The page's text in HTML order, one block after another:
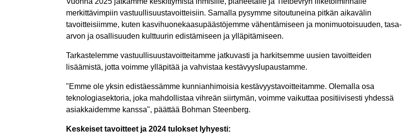
merkittävimpiin vastuullisuustavoitteisiin. Samalla pysymme sitoutuneina pitkän aikavälin
tavoitteisiimme, kuten kasvihuonekaasupäästöjemme vähentämiseen ja monimuotoisuuden, tasa-
arvon ja osallisuuden kulttuurin edistämiseen ja ylläpitämiseen.
Tarkastelemme vastuullisuustavoitteitamme jatkuvasti ja harkitsemme uusien tavoitteiden
lisäämistä, jotta voimme ylläpitää ja vahvistaa kestävyyslupaustamme.
"Emme ole yksin edistäessämme kunnianhimoisia kestävyystavoitteitamme. Olemalla osa
teknologiasektoria, joka mahdollistaa vihreän siirtymän, voimme vaikuttaa positiivisesti yhdessä
asiakkaidemme kanssa", päättää Bohman Steenberg.
Keskeiset tavoitteet ja 2024 tulokset lyhyesti: